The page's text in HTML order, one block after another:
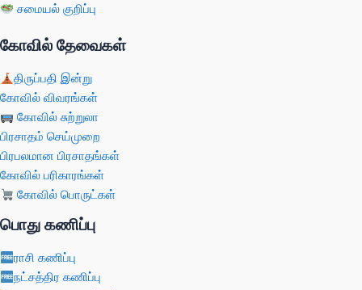
சமையல் குறிப்பு
கோவில் தேவைகள்
திருப்பதி இன்று
கோவில் விவரங்கள்
கோவில் சுற்றுலா
பிரசாதம் செய்முறை
பிரபலமான பிரசாதங்கள்
கோவில் பரிகாரங்கள்
கோவில் பொருட்கள்
பொது கணிப்பு
ராசி கணிப்பு
நட்சத்திர கணிப்பு